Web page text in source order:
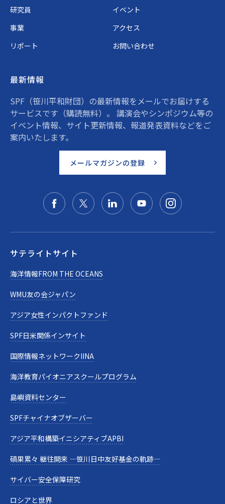
研究員
イベント
事業
アクセス
リポート
お問い合わせ
最新情報
SPF（笹川平和財団）の最新情報をメールでお届けする
サービスです（購読無料）。 講演会やシンポジウム等の
イベント情報、サイト更新情報、報道発表資料などをご
案内いたします。
メールマガジンの登録
サテライトサイト
海洋情報FROM THE OCEANS
WMU友の会ジャパン
アジア女性インパクトファンド
SPF日米関係インサイト
国際情報ネットワークIINA
海洋教育パイオニアスクールプログラム
島嶼資料センター
SPFチャイナオブザーバー
アジア平和構築イニシアティブAPBI
碩果累々 継往開来 —笹川日中友好基金の軌跡—
サイバー安全保障研究
ロシアと世界